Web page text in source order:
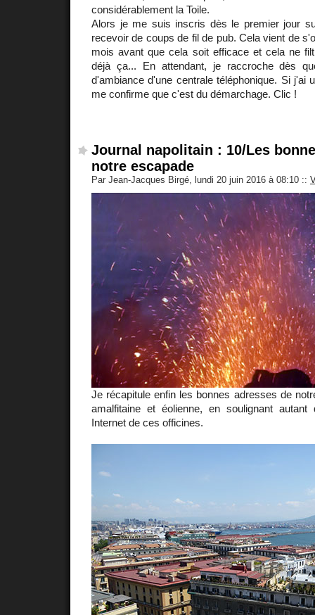
considérablement la Toile.
Alors je me suis inscris dès le premier jour
recevoir de coups de fil de pub. Cela vient de
mois avant que cela soit efficace et cela ne
déjà ça... En attendant, je raccroche dès
d'ambiance d'une centrale téléphonique. Si j'ai
me confirme que c'est du démarchage. Clic !
Journal napolitain : 10/Les
notre escapade
Par Jean-Jacques Birgé, lundi 20 juin 2016 à 08:10 ::
Je récapitule enfin les bonnes adresses de
amalfitaine et éolienne, en soulignant
Internet de ces officines.